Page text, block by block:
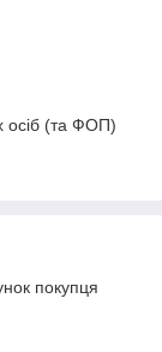
осіб (та ФОП)
покупця